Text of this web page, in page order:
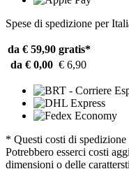
Spese di spedizione per
da € 59,90 gratis*
da € 0,00 € 6,90
* Questi costi di
Potrebbero esserci costi
dimensioni o delle